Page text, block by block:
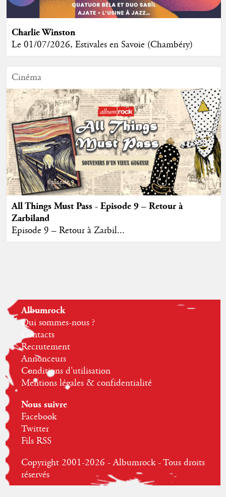
Charlie Winston
Le 01/07/2026, Estivales en Savoie (Chambéry)
Cinéma
All Things Must Pass - Episode 9 – Retour à
Zarbiland
Episode 9 – Retour à Zarbil...
Albumrock
Qui sommes-nous ?
Contacts
Recrutement
Annonceurs
Conditions d'utilisation
Mentions légales & confidentialité
Nous suivre
Facebook
Twitter
Fils RSS
Copyright 2001-2026 - Albumrock - Tous droits
réservés